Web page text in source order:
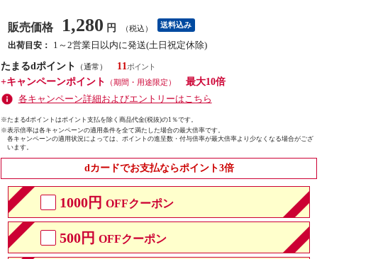
販売価格 1,280 円 （税込） 送料込み
出荷目安：
1～2営業日以内に発送(土日祝定休除)
たまるdポイント
（通常）
11
+キャンペーンポイント
（期間・用途限定）
最大10倍
各キャンペーン詳細およびエントリーはこちら
※たまるdポイントはポイント支払を除く商品代金(税抜)の1％です。
※表示倍率は各キャンペーンの適用条件を全て満たした場合の最大倍率です。
各キャンペーンの適用状況によっては、ポイントの進呈数・付与倍率が最大倍率より少なくなる場合がござ
います。
dカードでお支払ならポイント3倍
1000円 OFFクーポン
500円 OFFクーポン